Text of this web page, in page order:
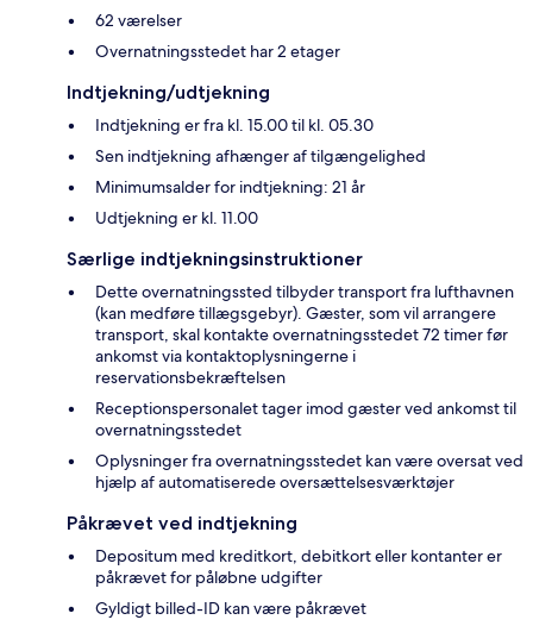
62 værelser
Overnatningsstedet har 2 etager
Indtjekning/udtjekning
Indtjekning er fra kl. 15.00 til kl. 05.30
Sen indtjekning afhænger af tilgængelighed
Minimumsalder for indtjekning: 21 år
Udtjekning er kl. 11.00
Særlige indtjekningsinstruktioner
Dette overnatningssted tilbyder transport fra lufthavnen
(kan medføre tillægsgebyr). Gæster, som vil arrangere
transport, skal kontakte overnatningsstedet 72 timer før
ankomst via kontaktoplysningerne i
reservationsbekræftelsen
Receptionspersonalet tager imod gæster ved ankomst til
overnatningsstedet
Oplysninger fra overnatningsstedet kan være oversat ved
hjælp af automatiserede oversættelsesværktøjer
Påkrævet ved indtjekning
Depositum med kreditkort, debitkort eller kontanter er
påkrævet for påløbne udgifter
Gyldigt billed-ID kan være påkrævet